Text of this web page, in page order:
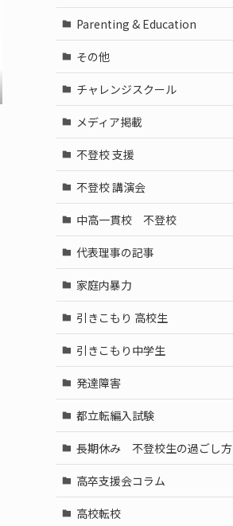
Parenting & Education
その他
チャレンジスクール
メディア掲載
不登校 支援
不登校 講演会
中高一貫校 不登校
代表理事の記事
家庭内暴力
引きこもり 高校生
引きこもり中学生
発達障害
都立転編入試験
長期休み 不登校生の過ごし方
高卒支援会コラム
高校転校